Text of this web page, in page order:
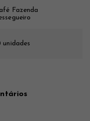
Fazenda
unidades